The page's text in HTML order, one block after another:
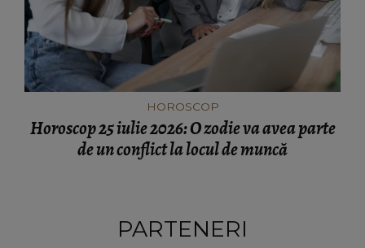
HOROSCOP
Horoscop 25 iulie 2026: O zodie va avea parte
de un conflict la locul de muncă
PARTENERI